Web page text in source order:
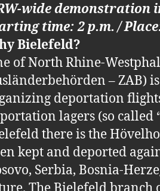
wide demonstration
time: 2 p.m. /
Bielefeld?
of North Rhine-
– ZAB)
deportation
lagers (so
there is the
kept and deported
Serbia, Bosnia-